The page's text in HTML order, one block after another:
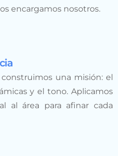
encargamos nosotros.
una misión: el
y el tono. Aplicamos
al área para afinar cada